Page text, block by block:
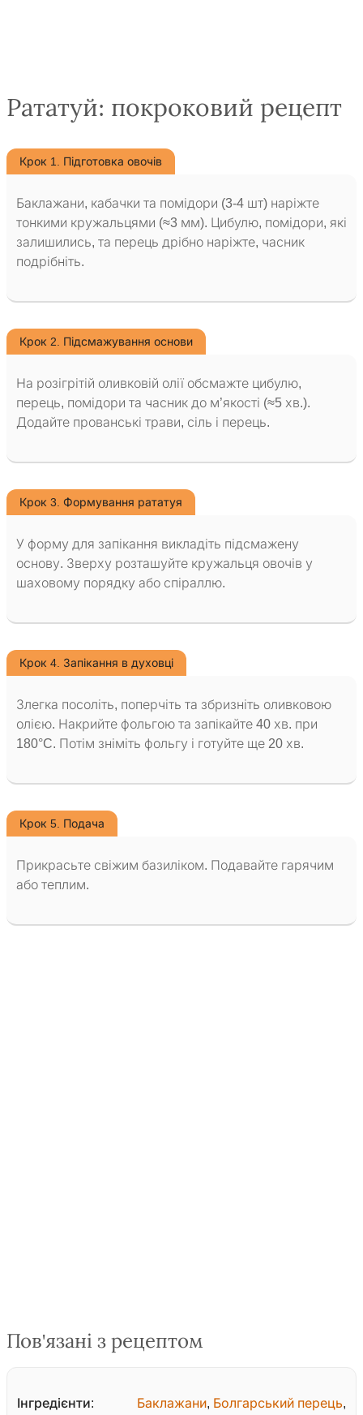
Рататуй: покроковий рецепт
Крок 1. Підготовка овочів
Баклажани, кабачки та помідори (3-4 шт) наріжте
тонкими кружальцями (≈3 мм). Цибулю, помідори, які
залишились, та перець дрібно наріжте, часник
подрібніть.
Крок 2. Підсмажування основи
На розігрітій оливковій олії обсмажте цибулю,
перець, помідори та часник до м’якості (≈5 хв.).
Додайте прованські трави, сіль і перець.
Крок 3. Формування рататуя
У форму для запікання викладіть підсмажену
основу. Зверху розташуйте кружальця овочів у
шаховому порядку або спіраллю.
Крок 4. Запікання в духовці
Злегка посоліть, поперчіть та збризніть оливковою
олією. Накрийте фольгою та запікайте 40 хв. при
180°C. Потім зніміть фольгу і готуйте ще 20 хв.
Крок 5. Подача
Прикрасьте свіжим базиліком. Подавайте гарячим
або теплим.
Пов'язані з рецептом
Інгредієнти: Баклажани, Болгарський перець,